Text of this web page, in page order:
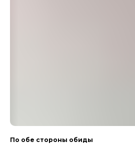
По обе стороны обиды